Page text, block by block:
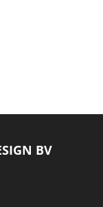
BV